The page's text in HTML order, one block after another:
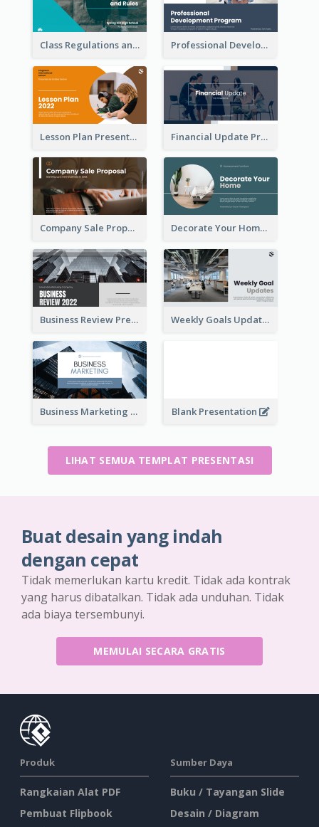
Class Regulations and Rules Presentation Professional Development Program Presentation
Lesson Plan Presentation Financial Update Presentation
Company Sale Proposal Decorate Your Home Presentation
Business Review Presentations Weekly Goals Updates Presentation
Business Marketing Presentation Blank Presentation
LIHAT SEMUA TEMPLAT PRESENTASI
Buat desain yang indah
dengan cepat
Tidak memerlukan kartu kredit. Tidak ada kontrak
yang harus dibatalkan. Tidak ada unduhan. Tidak
ada biaya tersembunyi.
MEMULAI SECARA GRATIS
Produk
Rangkaian Alat PDF
Pembuat Flipbook
Sumber Daya
Buku / Tayangan Slide
Desain / Diagram